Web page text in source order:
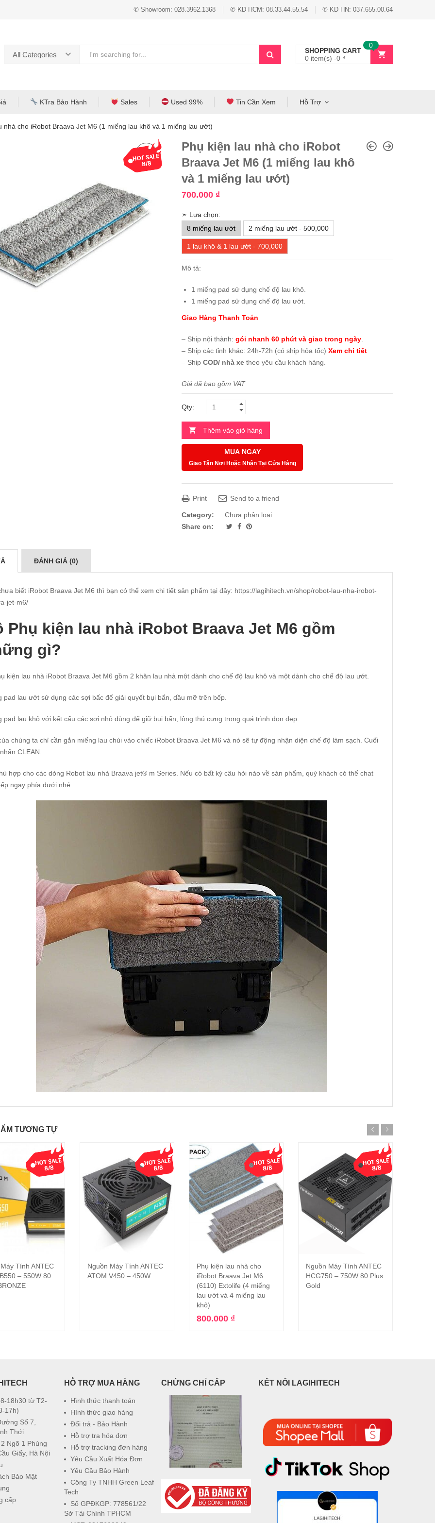
✆ Showroom: 028.3962.1368 ✆ KD HCM: 08.33.44.55.54 ✆ KD HN: 037.655.00.64
All Categories
SHOPPING CART
0 item(s) -0 ₫
0
KTra Bảo Hành Sales Used 99% Tin Cần Xem Hỗ Trợ
nhà cho iRobot Braava Jet M6 (1 miếng lau khô và 1 miếng lau ướt)
Phụ kiện lau nhà cho iRobot
Braava Jet M6 (1 miếng lau khô
và 1 miếng lau ướt)
700.000 ₫
➣ Lựa chọn:
8 miếng lau ướt
2 miếng lau ướt - 500,000
1 lau khô & 1 lau ướt - 700,000
Mô tả:
1 miếng pad sử dụng chế độ lau khô.
1 miếng pad sử dụng chế độ lau ướt.
Giao Hàng Thanh Toán
– Ship nội thành: gói nhanh 60 phút và giao trong ngày
– Ship các tỉnh khác: 24h-72h (có ship hỏa tốc) Xem chi tiết
– Ship COD/ nhà xe theo yêu cầu khách hàng.
Giá đã bao gồm VAT
Qty:
Thêm vào giỏ hàng
MUA NGAY
Giao Tận Nơi Hoặc Nhận Tại Cửa Hàng
Print Send to a friend
Category:
Chưa phân loại
Share on:
ĐÁNH GIÁ (0)
biết iRobot Braava Jet M6 thì bạn có thể xem chi tiết sản phẩm tại đây: https://lagihitech.vn/shop/robot-lau-nha-irobot-
jet-m6/
Phụ kiện lau nhà iRobot Braava Jet M6 gồm
gì?
kiện lau nhà iRobot Braava Jet M6 gồm 2 khăn lau nhà một dành cho chế độ lau khô và một dành cho chế độ lau ướt.
pad lau ướt sử dụng các sợi bấc để giải quyết bụi bẩn, dầu mỡ trên bếp.
pad lau khô với kết cấu các sợi nhỏ dùng để giữ bụi bẩn, lông thú cưng trong quá trình dọn dẹp.
chúng ta chỉ cần gắn miếng lau chùi vào chiếc iRobot Braava Jet M6 và nó sẽ tự động nhận diện chế độ làm sạch. Cuối
CLEAN.
hợp cho các dòng Robot lau nhà Braava jet® m Series. Nếu có bất kỳ câu hỏi nào về sản phẩm, quý khách có thể chat
ngay phía dưới nhé.
TƯƠNG TỰ
Đọc tiếp
Tính ANTEC
– 550W 80
Đọc tiếp
Nguồn Máy Tính ANTEC
ATOM V450 – 450W
Thêm vào giỏ hàng
Phụ kiện lau nhà cho
iRobot Braava Jet M6
(6110) Extolife (4 miếng
lau ướt và 4 miếng lau
khô)
800.000 ₫
Đọc tiếp
Nguồn Máy Tính ANTEC
HCG750 – 750W 80 Plus
Gold
18h30 từ T2-
17h)
Số 7,
Thới
Ngõ 1 Phùng
Giấy, Hà Nội
Bảo Mật
cấp
HỖ TRỢ MUA HÀNG
Hình thức thanh toán
Hình thức giao hàng
Đổi trả - Bảo Hành
Hỗ trợ tra hóa đơn
Hỗ trợ tracking đơn hàng
Yêu Cầu Xuất Hóa Đơn
Yêu Cầu Bảo Hành
Công Ty TNHH Green Leaf
Tech
Số GPĐKGP: 778561/22
Sở Tài Chính TPHCM
CHỨNG CHỈ CẤP KẾT NỐI LAGIHITECH